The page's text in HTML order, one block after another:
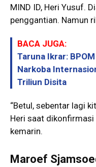
MIND ID, Heri Yusuf.
penggantian. Namun
BACA JUGA:
Taruna Ikrar:
Narkoba
Triliun Disita
“Betul, sebentar lagi
Heri saat
kemarin.
Maroef